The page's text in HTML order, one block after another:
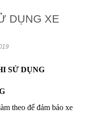
DỤNG XE
SỬ DỤNG
theo để đảm bảo xe